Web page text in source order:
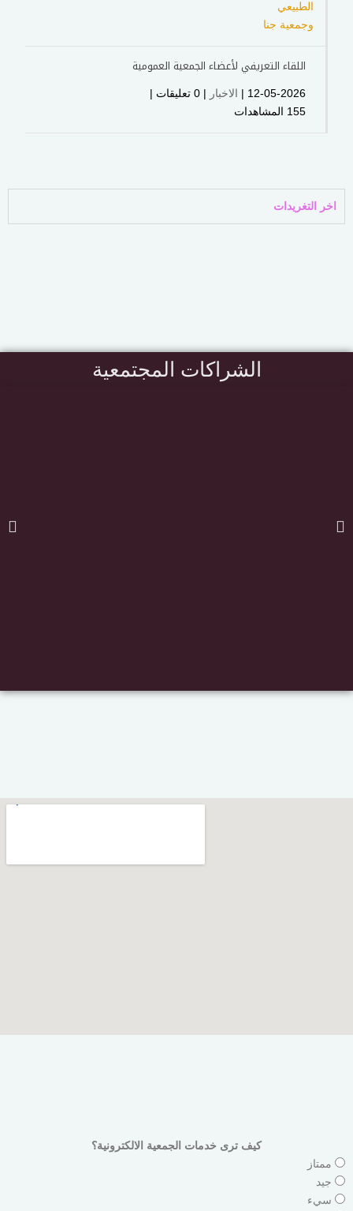
اللقاء التعريفي لأعضاء الجمعية العمومية
12-05-2026 | الاخبار| ‏0 تعليقات |
155 المشاهدات
اخر التغريدات
الشراكات المجتمعية
كيف ترى خدمات الجمعية الالكترونية؟
ممتاز
جيد
سيء